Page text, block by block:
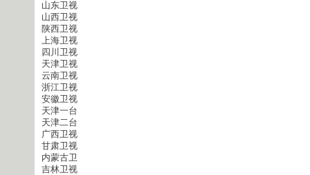
山东卫视
山西卫视
陕西卫视
上海卫视
四川卫视
天津卫视
云南卫视
浙江卫视
安徽卫视
天津一台
天津二台
广西卫视
甘肃卫视
内蒙古卫
吉林卫视